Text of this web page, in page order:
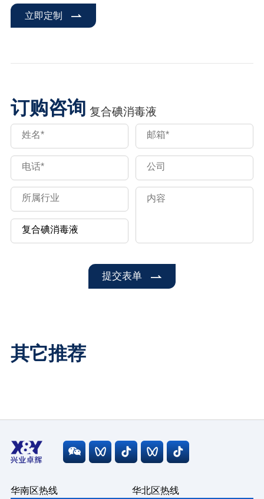
立即定制
订购咨询 复合碘消毒液
提交表单
其它推荐
华南区热线 华北区热线